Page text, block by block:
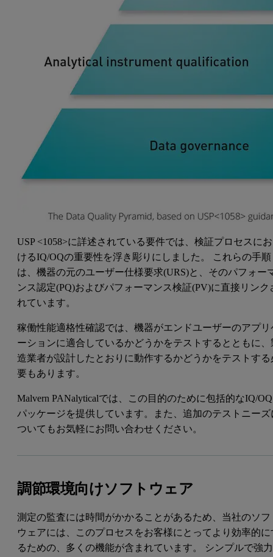
USP <1058>に詳述されている要件では、検証プロセスにお
けるIQ/OQの重要性を浮き彫りにしました。 これらの手順
は、機器の元のユーザー仕様要求(URS)と、そのパフォー
ンス認定(PQ)およびパフォーマンス検証(PV)に直接リンク
れています。
稼働性能適格性確認では、機器がエンドユーザーのアプリ
ーションに適合しているかどうかをテストするとともに、
造業者が設計したとおりに動作するかどうかをテストする
要もあります。
Malvern PANalyticalでは、この目的のために包括的なIQ/OQ
パッケージを提供しています。また、追加のテストニーズ
ついてもお気軽にお問い合わせください。
調節環境向けソフトウェア
測定の監査には時間がかかることがあるため、当社のソフ
ウェアには、このプロセスをお客様にとってより効率的に
るための、多くの機能が含まれています。 シンプルで強力